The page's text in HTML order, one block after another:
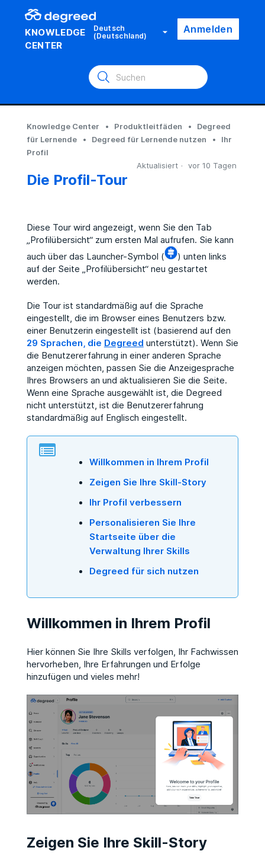
KNOWLEDGE
CENTER
Deutsch
(Deutschland) Anmelden
Knowledge Center Produktleitfäden
Degreed
für Lernende
Degreed für Lernende nutzen
Ihr
Profil
Die Profil-Tour
Aktualisiert vor 10 Tagen
Diese Tour wird angezeigt, wenn Sie den Tab
„Profilübersicht“ zum ersten Mal aufrufen. Sie kann
auch über das Launcher-Symbol (
) unten links
auf der Seite „Profilübersicht“ neu gestartet
werden.
Die Tour ist standardmäßig auf die Sprache
eingestellt, die im Browser eines Benutzers bzw.
einer Benutzerin eingestellt ist (basierend auf den
29 Sprachen, die Degreed unterstützt). Wenn Sie
die Benutzererfahrung in einer anderen Sprache
anzeigen möchten, passen Sie die Anzeigesprache
Ihres Browsers an und aktualisieren Sie die Seite.
Wenn eine Sprache ausgewählt ist, die Degreed
nicht unterstützt, ist die Benutzererfahrung
standardmäßig auf Englisch eingestellt.
Willkommen in Ihrem Profil
Zeigen Sie Ihre Skill-Story
Ihr Profil verbessern
Personalisieren Sie Ihre
Startseite über die
Verwaltung Ihrer Skills
Degreed für sich nutzen
Willkommen in Ihrem Profil
Hier können Sie Ihre Skills verfolgen, Ihr Fachwissen
hervorheben, Ihre Erfahrungen und Erfolge
hinzufügen und vieles mehr!
Zeigen Sie Ihre Skill-Story